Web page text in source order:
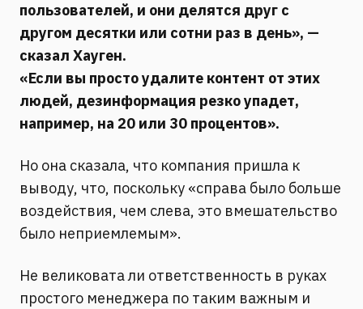
пользователей, и они делятся друг с
другом десятки или сотни раз в день», —
сказал Хауген.
«Если вы просто удалите контент от этих
людей, дезинформация резко упадет,
например, на 20 или 30 процентов».
Но она сказала, что компания пришла к
выводу, что, поскольку «справа было больше
воздействия, чем слева, это вмешательство
было неприемлемым».
Не великовата ли ответственность в руках
простого менеджера по таким важным и